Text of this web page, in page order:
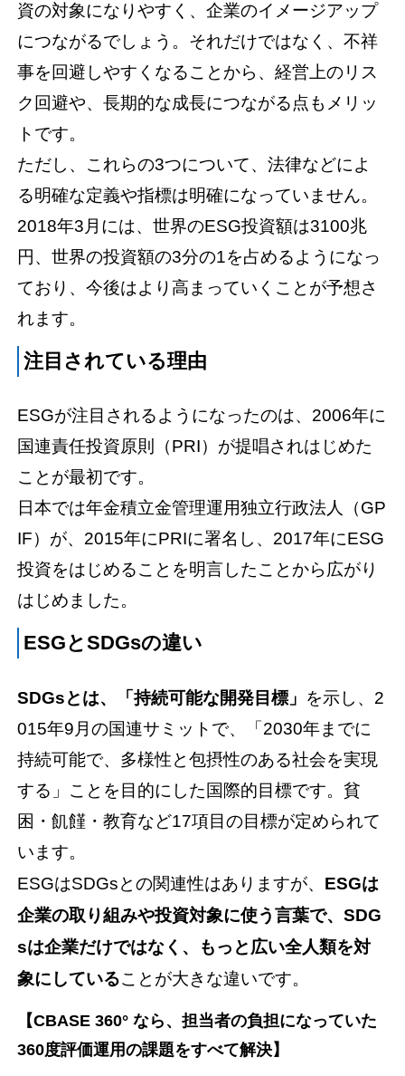
資の対象になりやすく、企業のイメージアップ
につながるでしょう。それだけではなく、不祥
事を回避しやすくなることから、経営上のリス
ク回避や、長期的な成長につながる点もメリッ
トです。
ただし、これらの3つについて、法律などによ
る明確な定義や指標は明確になっていません。
2018年3月には、世界のESG投資額は3100兆
円、世界の投資額の3分の1を占めるようになっ
ており、今後はより高まっていくことが予想さ
れます。
注目されている理由
ESGが注目されるようになったのは、2006年に
国連責任投資原則（PRI）が提唱されはじめた
ことが最初です。
日本では年金積立金管理運用独立行政法人（GP
IF）が、2015年にPRIに署名し、2017年にESG
投資をはじめることを明言したことから広がり
はじめました。
ESGとSDGsの違い
SDGsとは、「持続可能な開発目標」 を示し、2
015年9月の国連サミットで、「2030年までに
持続可能で、多様性と包摂性のある社会を実現
する」ことを目的にした国際的目標です。貧
困・飢饉・教育など17項目の目標が定められて
います。
ESGはSDGsとの関連性はありますが、 ESGは
企業の取り組みや投資対象に使う言葉で、SDG
sは企業だけではなく、もっと広い全人類を対
象にしていることが大きな違いです。
【CBASE 360° なら、担当者の負担になっていた
360度評価運用の課題をすべて解決】